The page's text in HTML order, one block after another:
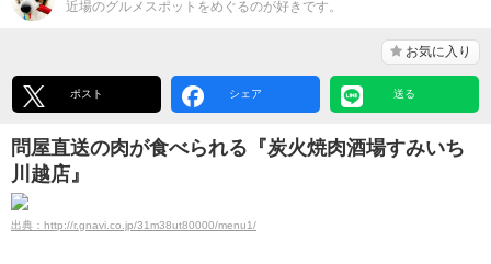
近場のグルメスポットをめぐるのが好きです。
お気に入り
ポスト シェア 送る
問屋直送の肉が食べられる『炭火焼肉酒場すみいち
川越店』
出典：http://r.gnavi.co.jp/31m38ut80000/menu1/